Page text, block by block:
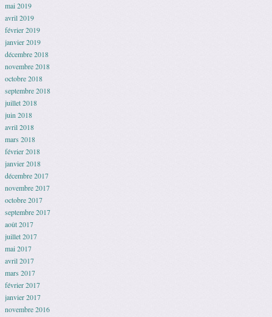
mai 2019
avril 2019
février 2019
janvier 2019
décembre 2018
novembre 2018
octobre 2018
septembre 2018
juillet 2018
juin 2018
avril 2018
mars 2018
février 2018
janvier 2018
décembre 2017
novembre 2017
octobre 2017
septembre 2017
août 2017
juillet 2017
mai 2017
avril 2017
mars 2017
février 2017
janvier 2017
novembre 2016